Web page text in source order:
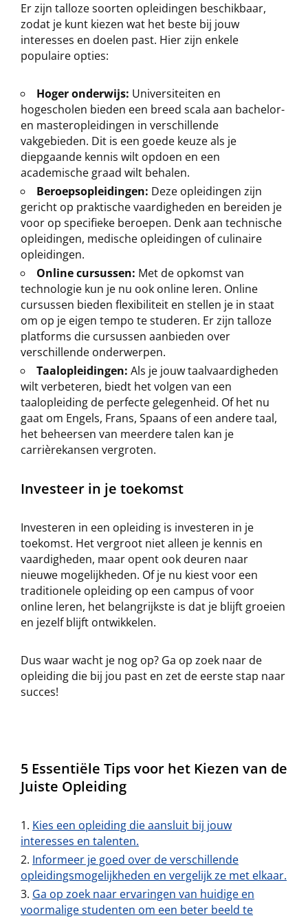
Er zijn talloze soorten opleidingen beschikbaar,
zodat je kunt kiezen wat het beste bij jouw
interesses en doelen past. Hier zijn enkele
populaire opties:
Hoger onderwijs: Universiteiten en
hogescholen bieden een breed scala aan bachelor-
en masteropleidingen in verschillende
vakgebieden. Dit is een goede keuze als je
diepgaande kennis wilt opdoen en een
academische graad wilt behalen.
Beroepsopleidingen: Deze opleidingen zijn
gericht op praktische vaardigheden en bereiden je
voor op specifieke beroepen. Denk aan technische
opleidingen, medische opleidingen of culinaire
opleidingen.
Online cursussen: Met de opkomst van
technologie kun je nu ook online leren. Online
cursussen bieden flexibiliteit en stellen je in staat
om op je eigen tempo te studeren. Er zijn talloze
platforms die cursussen aanbieden over
verschillende onderwerpen.
Taalopleidingen: Als je jouw taalvaardigheden
wilt verbeteren, biedt het volgen van een
taalopleiding de perfecte gelegenheid. Of het nu
gaat om Engels, Frans, Spaans of een andere taal,
het beheersen van meerdere talen kan je
carrièrekansen vergroten.
Investeer in je toekomst
Investeren in een opleiding is investeren in je
toekomst. Het vergroot niet alleen je kennis en
vaardigheden, maar opent ook deuren naar
nieuwe mogelijkheden. Of je nu kiest voor een
traditionele opleiding op een campus of voor
online leren, het belangrijkste is dat je blijft groeien
en jezelf blijft ontwikkelen.
Dus waar wacht je nog op? Ga op zoek naar de
opleiding die bij jou past en zet de eerste stap naar
succes!
5 Essentiële Tips voor het Kiezen van de
Juiste Opleiding
Kies een opleiding die aansluit bij jouw
interesses en talenten.
Informeer je goed over de verschillende
opleidingsmogelijkheden en vergelijk ze met elkaar.
Ga op zoek naar ervaringen van huidige en
voormalige studenten om een beter beeld te